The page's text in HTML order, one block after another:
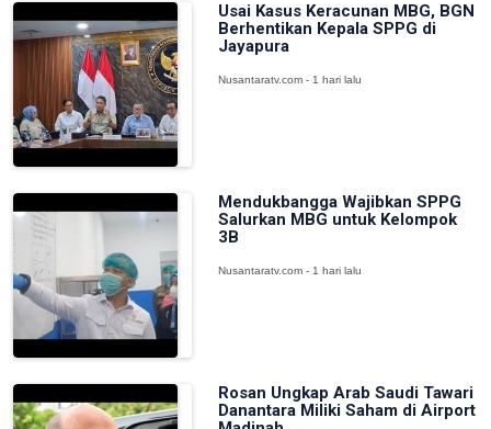
Usai Kasus Keracunan MBG, BGN
Berhentikan Kepala SPPG di
Jayapura
Nusantaratv.com - 1 hari lalu
Mendukbangga Wajibkan SPPG
Salurkan MBG untuk Kelompok
3B
Nusantaratv.com - 1 hari lalu
Rosan Ungkap Arab Saudi Tawari
Danantara Miliki Saham di Airport